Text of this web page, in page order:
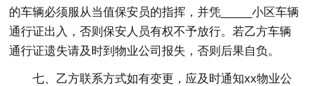
的车辆必须服从当值保安员的指挥，并凭_____小区车辆
通行证出入，否则保安人员有权不予放行。若乙方车辆
通行证遗失请及时到物业公司报失，否则后果自负。
七、乙方联系方式如有变更，应及时通知xx物业公